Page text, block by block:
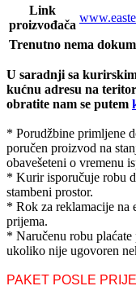
Link
proizvođača
Trenutno nema
U saradnji sa
kućnu adresu na
obratite nam se putem
* Porudžbine primljene
poručen proizvod na
obavešeteni o vremenu
* Kurir isporučuje robu
stambeni prostor.
* Rok za reklamacije na
prijema.
* Naručenu robu
ukoliko nije ugovoren
PAKET POSLE